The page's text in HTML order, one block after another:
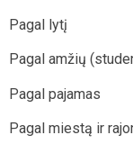
Pagal lytį
Pagal amžių
Pagal pajamas
Pagal miestą ir